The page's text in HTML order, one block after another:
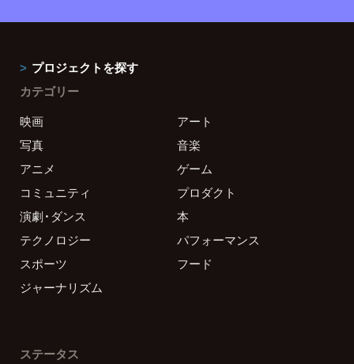
プロジェクトを探す
カテゴリー
映画
アート
写真
音楽
アニメ
ゲーム
コミュニティ
プロダクト
演劇・ダンス
本
テクノロジー
パフォーマンス
スポーツ
フード
ジャーナリズム
ステータス